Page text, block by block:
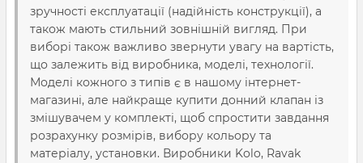
зручності експлуатації (надійність конструкції), а
також мають стильний зовнішній вигляд. При
виборі також важливо звернути увагу на вартість,
що залежить від виробника, моделі, технології.
Моделі кожного з типів є в нашому інтернет-
магазині, але найкраще купити донний клапан із
змішувачем у комплекті, щоб спростити завдання
розрахунку розмірів, вибору кольору та
матеріалу, установки. Виробники Kolo, Ravak